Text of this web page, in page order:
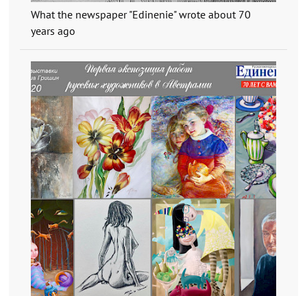
What the newspaper "Edinenie" wrote about 70
years ago